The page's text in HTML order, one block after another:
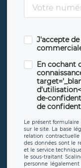
J'accepte
En cochant
de-
de
Le présent
sur le site. La base
relation contractuelle
des données sont le
et le service
le sous-traitant
personne